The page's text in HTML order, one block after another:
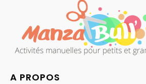
A PROPOS